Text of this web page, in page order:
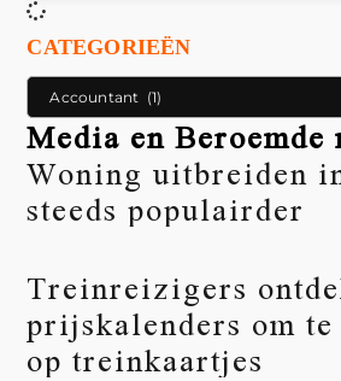
CATEGORIEËN
Media en Beroemde
Woning uitbreiden
steeds populairder
Treinreizigers
prijskalenders om te
op treinkaartjes